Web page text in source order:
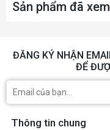
Cooler Type
Sản phẩm đã xem
ĐĂNG KÝ NHẬN
ĐỂ
Thông tin chung